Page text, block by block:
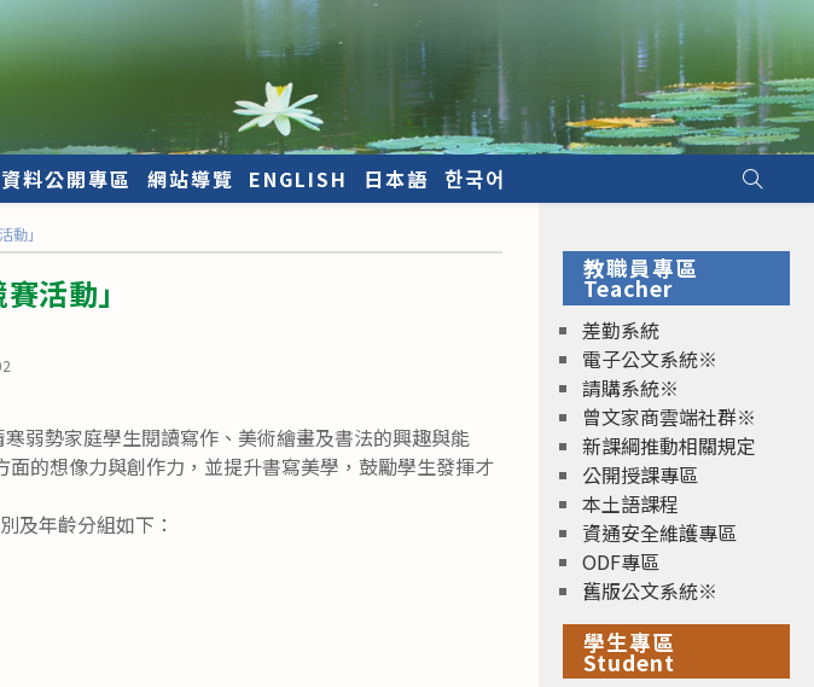
資料公開專區 網站導覽 ENGLISH 日本語 한국어
動」
活動」
弱勢家庭學生閱讀寫作、美術繪畫及書法的興趣與能
的想像力與創作力，並提升書寫美學，鼓勵學生發揮才
及年齡分組如下：
教職員專區
Teacher
差勤系統
電子公文系統※
請購系統※
曾文家商雲端社群※
新課綱推動相關規定
公開授課專區
本土語課程
資通安全維護專區
ODF專區
舊版公文系統※
學生專區
Student